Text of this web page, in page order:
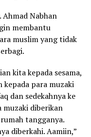
Nabhan
membantu
muslim yang tidak
kita kepada sesama,
para muzaki
dan sedekahnya ke
muzaki diberikan
tangganya.
diberkahi. Aamiin,”